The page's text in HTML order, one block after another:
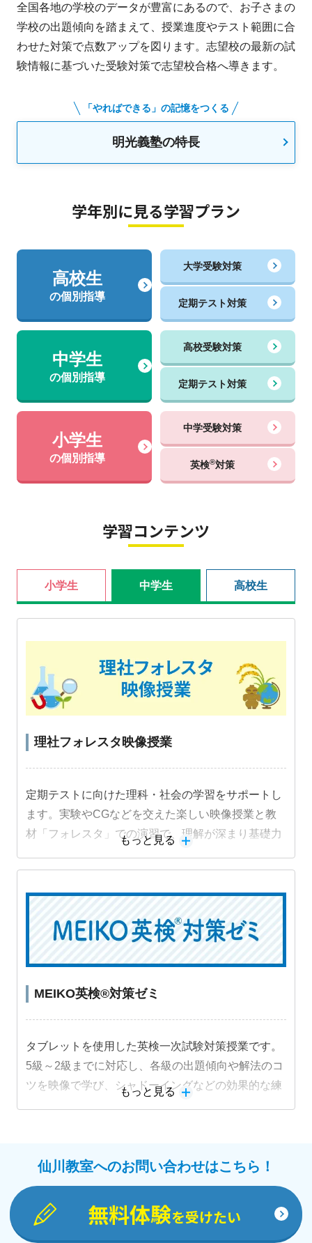
全国各地の学校のデータが豊富にあるので、お子さまの
学校の出題傾向を踏まえて、授業進度やテスト範囲に合
わせた対策で点数アップを図ります。志望校の最新の試
験情報に基づいた受験対策で志望校合格へ導きます。
「やればできる」の記憶をつくる
明光義塾の特長
学年別に見る学習プラン
高校生
の個別指導
大学受験対策
定期テスト対策
中学生
の個別指導
高校受験対策
定期テスト対策
小学生
の個別指導
中学受験対策
英検®対策
学習コンテンツ
小学生 中学生 高校生
理社フォレスタ映像授業
定期テストに向けた理科・社会の学習をサポートし
ます。実験やCGなどを交えた楽しい映像授業と教
材「フォレスタ」での演習で、理解が深まり基礎力
もっと見る
MEIKO英検®対策ゼミ
タブレットを使用した英検一次試験対策授業です。
5級～2級までに対応し、各級の出題傾向や解法のコ
ツを映像で学び、シャドーイングなどの効果的な練
もっと見る
仙川教室へのお問い合わせはこちら！
無料体験を受けたい